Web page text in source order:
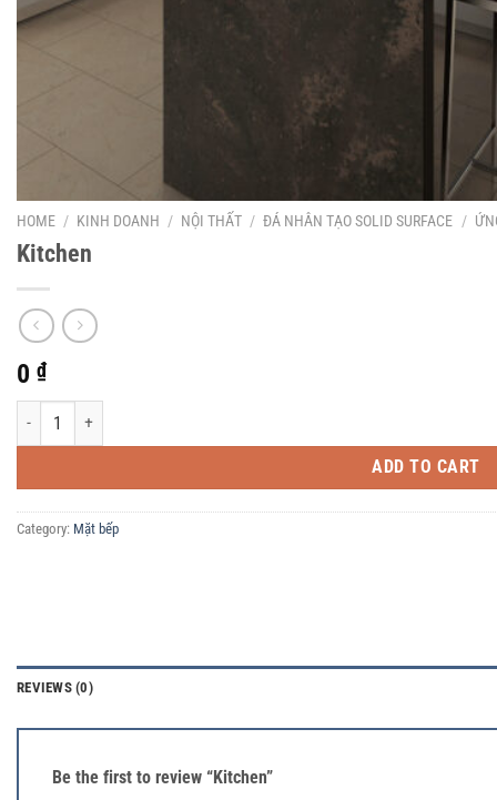
HOME / KINH DOANH / NỘI THẤT / ĐÁ NHÂN TẠO SOLID SURFACE /
Kitchen
0 ₫
Kitchen quantity
ADD TO CART
Category: Mặt bếp
REVIEWS (0)
Be the first to review “Kitchen”